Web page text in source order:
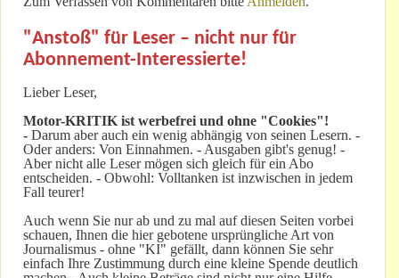
"Anstoß" für Leser – nicht nur für
Abonnement-Interessierte!
Lieber Leser,
Motor-KRITIK ist werbefrei und ohne "Cookies"!
- Darum aber auch ein wenig abhängig von seinen Lesern. -
Oder anders: Von Einnahmen. - Ausgaben gibt's genug! -
Aber nicht alle Leser mögen sich gleich für ein Abo
entscheiden. - Obwohl: Volltanken ist inzwischen in jedem
Fall teurer!
Auch wenn Sie nur ab und zu mal auf diesen Seiten vorbei
schauen, Ihnen die hier gebotene ursprüngliche Art von
Journalismus - ohne "KI" gefällt, dann können Sie sehr
einfach Ihre Zustimmung durch eine kleine Spende deutlich